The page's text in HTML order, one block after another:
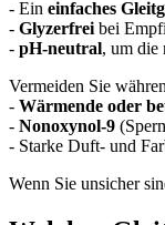
- Ein einfaches
- Glyzerfrei bei
- pH-neutral, um die
Vermeiden Sie
- Wärmende oder
- Nonoxynol-9
- Starke Duft- und
Wenn Sie unsicher